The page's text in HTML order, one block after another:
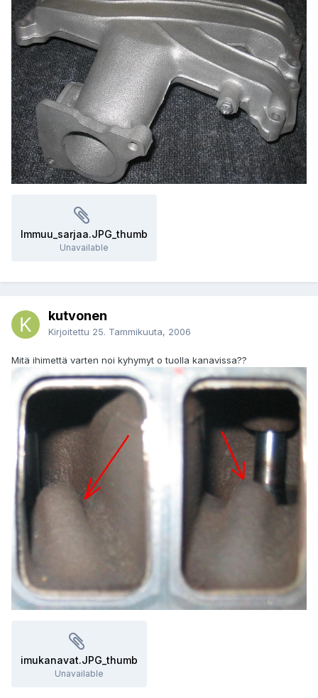
Immuu_sarjaa.JPG_thumb
Unavailable
kutvonen
Kirjoitettu 25. Tammikuuta, 2006
Mitä ihimettä varten noi kyhymyt o tuolla kanavissa??
imukanavat.JPG_thumb
Unavailable